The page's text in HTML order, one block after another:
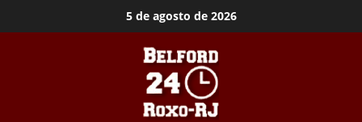
5 de agosto de 2026